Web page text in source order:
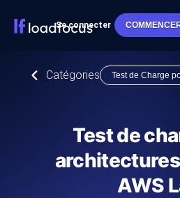
Se connecter
Catégories Test de Charge
Test de
AWS